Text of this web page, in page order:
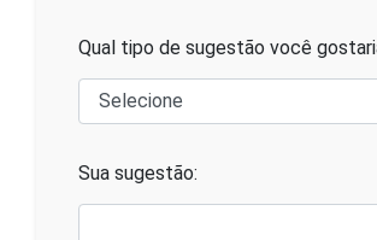
Qual tipo de sugestão você
Sua sugestão: